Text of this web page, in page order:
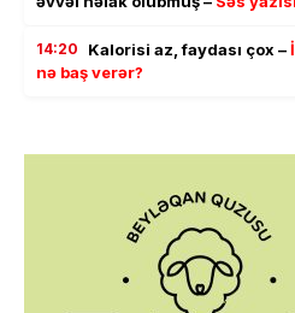
14:20 Kalorisi az, faydası çox –
nə baş verər?